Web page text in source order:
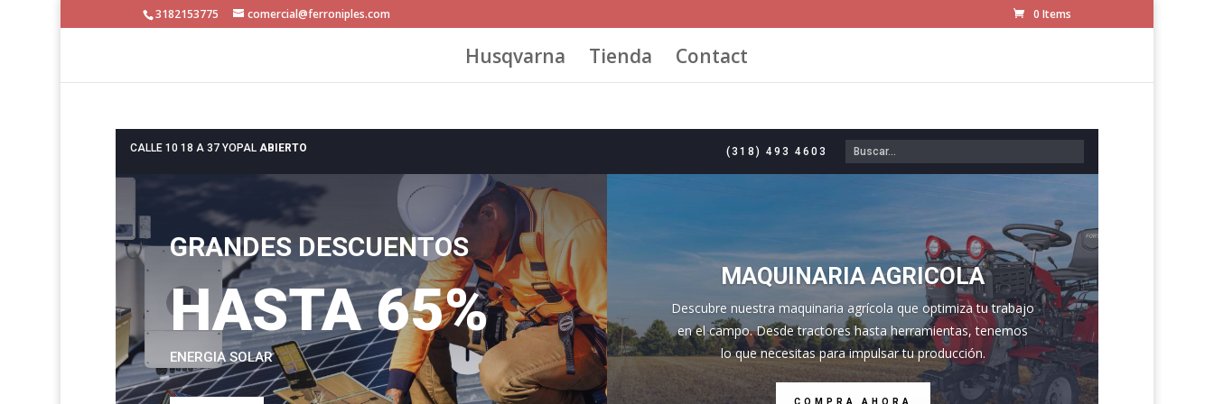
3182153775 comercial@ferroniples.com 0 Items
Husqvarna Tienda Contact
CALLE 10 18 A 37 YOPAL ABIERTO (318) 493 4603
GRANDES DESCUENTOS
HASTA 65%
ENERGIA SOLAR
MAQUINARIA AGRICOLA
Descubre nuestra maquinaria agrícola que optimiza tu trabajo
en el campo. Desde tractores hasta herramientas, tenemos
lo que necesitas para impulsar tu producción.
COMPRA AHORA